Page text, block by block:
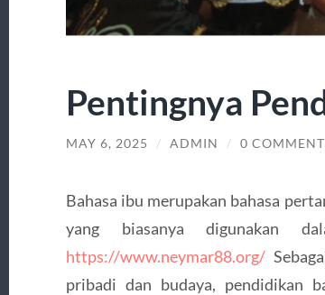
Pentingnya
MAY 6, 2025 / ADMIN / 0
Bahasa ibu merupakan bahasa
yang biasanya digunakan
https://www.neymar88.org/
pribadi dan budaya, pendidikan